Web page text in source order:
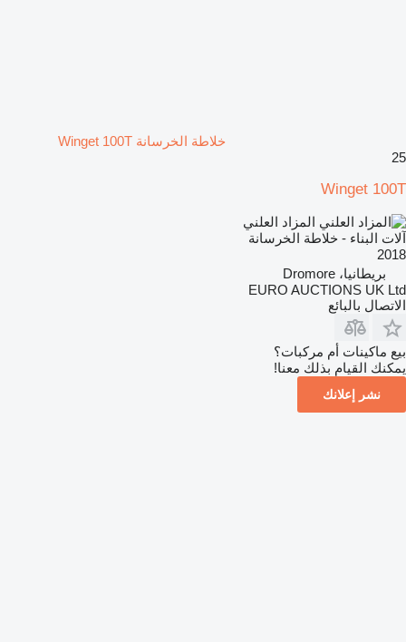
خلاطة الخرسانة Winget 100T
25
Winget 100T
المزاد العلني
آلات البناء - خلاطة الخرسانة
2018
بريطانيا، Dromore
EURO AUCTIONS UK Ltd
الاتصال بالبائع
بيع ماكينات أم مركبات؟
يمكنك القيام بذلك معنا!
نشر إعلانك